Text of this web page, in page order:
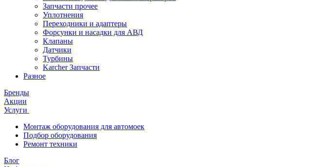
Запчасти прочее
Уплотнения
Переходники и адаптеры
Форсунки и насадки для АВД
Клапаны
Датчики
Турбины
Karcher Запчасти
Разное
Бренды
Акции
Услуги
Монтаж оборудования для автомоек
Подбор оборудования
Ремонт техники
Блог